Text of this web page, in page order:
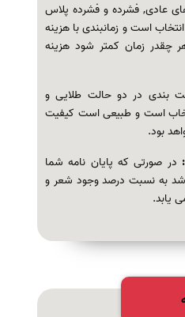
عادی, فشرده و فشرده پلاس
است و زمانبندی با هزینه
چقدر زمان کمتر شود هزینه
بندی در دو حالت طلایی و
است و طبیعی است کیفیت
بود.
در صورتی که پایان نامه شما
به نسبت درصد وجود شعر و
یابد.